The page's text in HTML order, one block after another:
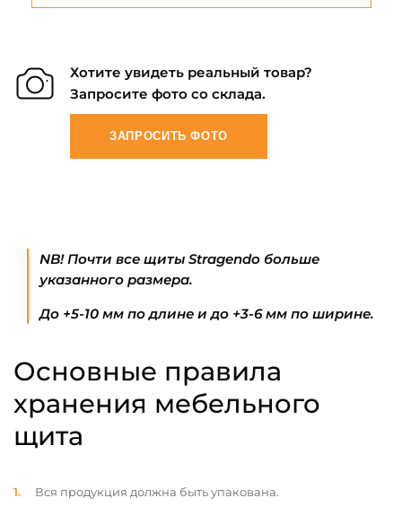
Хотите увидеть реальный товар?
Запросите фото со склада.
ЗАПРОСИТЬ ФОТО
NB! Почти все щиты Stragendo больше
указанного размера.
До +5-10 мм по длине и до +3-6 мм по ширине.
Основные правила
хранения мебельного
щита
Вся продукция должна быть упакована.